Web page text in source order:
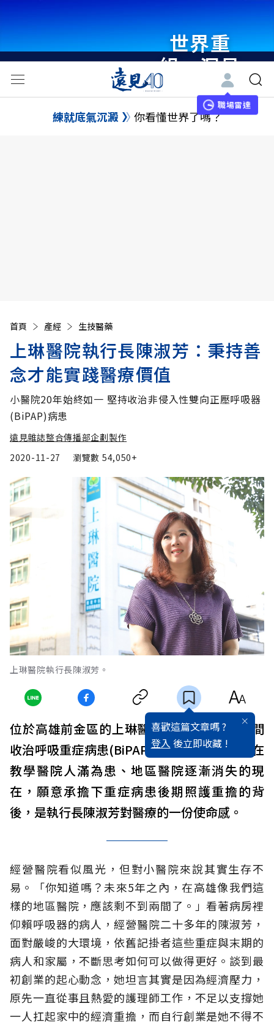
世界重
組・洞見
未來 與
世界領袖
職場雷達
練就底氣沉澱 你看懂世界了嗎？
首頁 產經 生技醫藥
上琳醫院執行長陳淑芳：秉持善
念才能實踐醫療價值
小醫院20年始終如一 堅持收治非侵入性雙向正壓呼吸器
(BiPAP)病患
遠見雜誌整合傳播部企劃製作
2020-11-27
瀏覽數 54,050+
上琳醫院執行長陳淑芳。
喜歡這篇文章嗎 ?
登入 後立即收藏 !
位於高雄前金區的上琳醫院，是當地唯一一間
收治呼吸重症病患(BiPAP)的基層醫療機構，在
教學醫院人滿為患、地區醫院逐漸消失的現
在，願意承擔下重症病患後期照護重擔的背
後，是執行長陳淑芳對醫療的一份使命感。
經營醫院看似風光，但對小醫院來說其實生存不
易。「你知道嗎？未來5年之內，在高雄像我們這
樣的地區醫院，應該剩不到兩間了。」看著病房裡
仰賴呼吸器的病人，經營醫院二十多年的陳淑芳，
面對嚴峻的大環境，依舊記掛者這些重症與末期的
病人和家屬，不斷思考如何可以做得更好。談到最
初創業的起心動念，她坦言其實是因為經濟壓力，
原先一直從事且熱愛的護理師工作，不足以支撐她
一人扛起家中的經濟重擔，而自行創業是她不得不